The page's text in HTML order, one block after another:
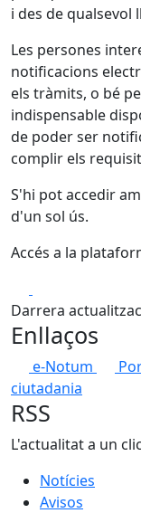
i des de qualsevol
Les persones
notificacions
els tràmits, o bé
indispensable
de poder ser
complir els
S'hi pot accedir
d'un sol ús.
Accés a la
Darrera
Enllaços
e-Notum
ciutadania
RSS
L'actualitat a un clic
Notícies
Avisos